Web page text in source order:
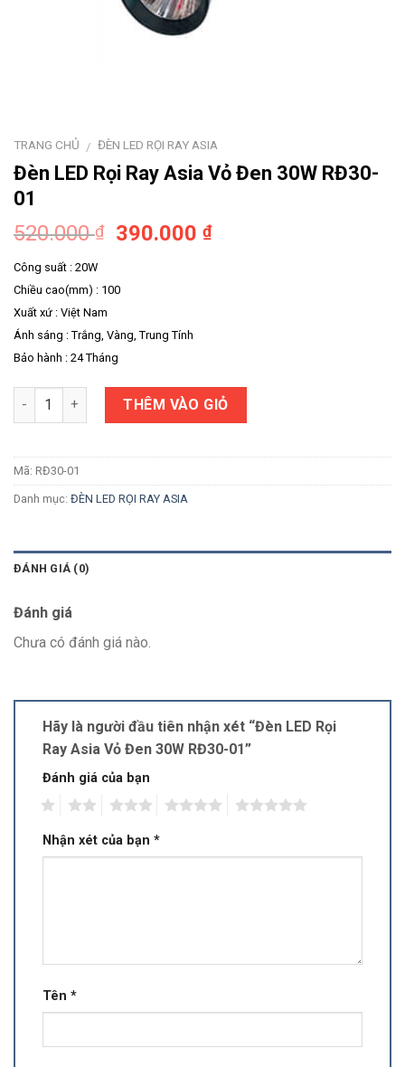
TRANG CHỦ / ĐÈN LED RỌI RAY ASIA
Đèn LED Rọi Ray Asia Vỏ Đen 30W RĐ30-
01
520.000₫ 390.000₫
Công suất : 20W
Chiều cao(mm) : 100
Xuất xứ : Việt Nam
Ánh sáng : Trắng, Vàng, Trung Tính
Bảo hành : 24 Tháng
Số lượng THÊM VÀO GIỎ
Mã: RĐ30-01
Danh mục: ĐÈN LED RỌI RAY ASIA
ĐÁNH GIÁ (0)
Đánh giá
Chưa có đánh giá nào.
Hãy là người đầu tiên nhận xét “Đèn LED Rọi
Ray Asia Vỏ Đen 30W RĐ30-01”
Đánh giá của bạn
Nhận xét của bạn *
Tên *